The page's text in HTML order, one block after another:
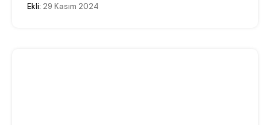
Ekli: 29 Kasım 2024